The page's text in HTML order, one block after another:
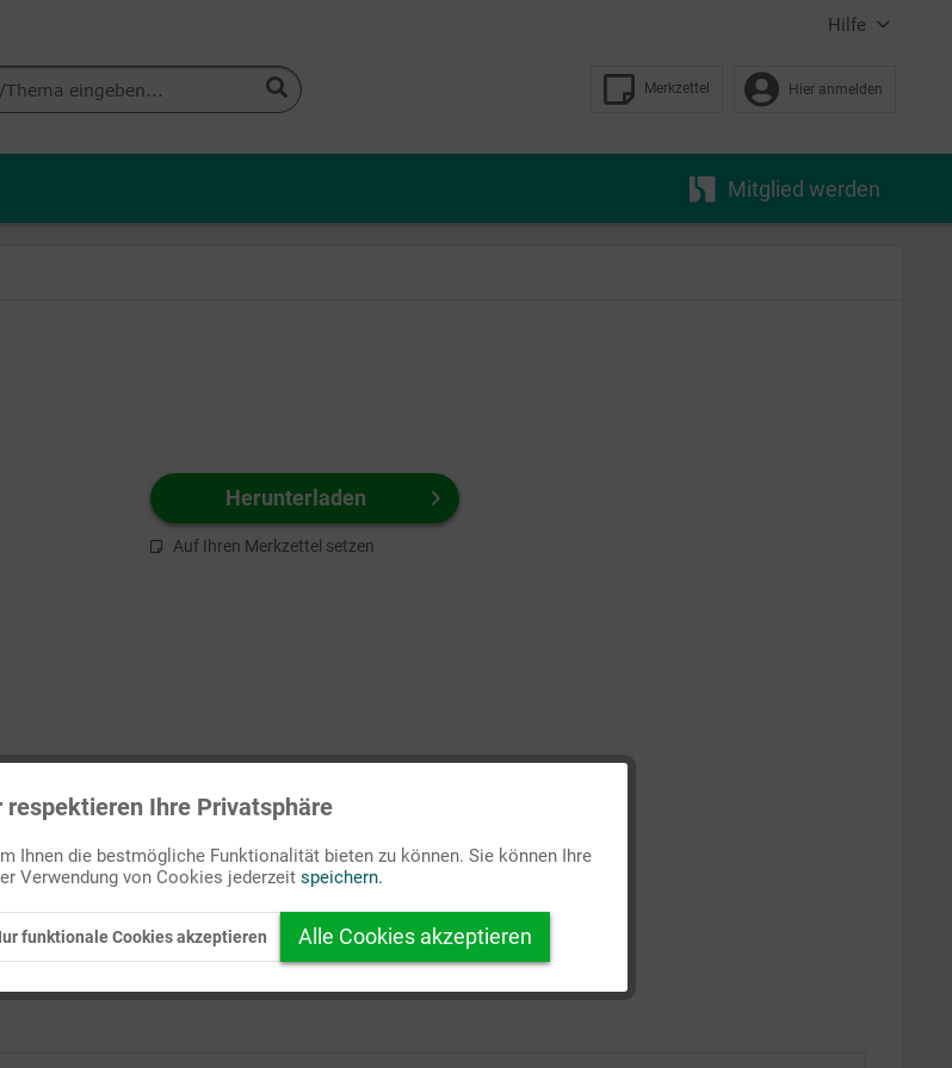
Hilfe
Merkzettel Hier anmelden
Mitglied werden
Herunterladen
Auf Ihren Merkzettel setzen
Inaktiv
respektieren Ihre Privatsphäre
Ihnen die bestmögliche Funktionalität bieten zu können. Sie können Ihre
Verwendung von Cookies jederzeit speichern.
funktionale Cookies akzeptieren Alle Cookies akzeptieren